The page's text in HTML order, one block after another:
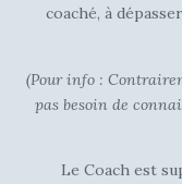
coaché, à
(Pour info :
pas besoin de
Le Coach est